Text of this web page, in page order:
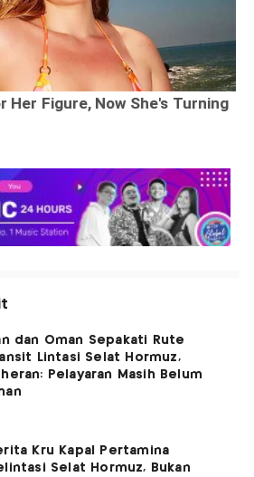
dan Oman Sepakati Rute
Lintasi Selat Hormuz,
Pelayaran Masih Belum
Kru Kapal Pertamina
Selat Hormuz, Bukan